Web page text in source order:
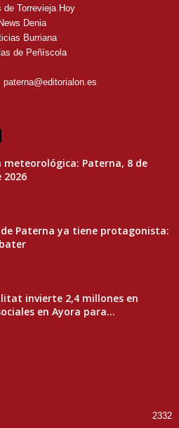
de Torrevieja Hoy
News Denia
Burriana
de Peñíscola
paterna@editorialon.es
meteorológica: Paterna, 8 de
2026
de Paterna ya tiene protagonista:
invierte 2,4 millones en
en Ayora para...
2332